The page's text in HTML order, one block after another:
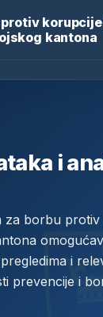
protiv
kantona
i
za borbu protiv
i
prevencije i